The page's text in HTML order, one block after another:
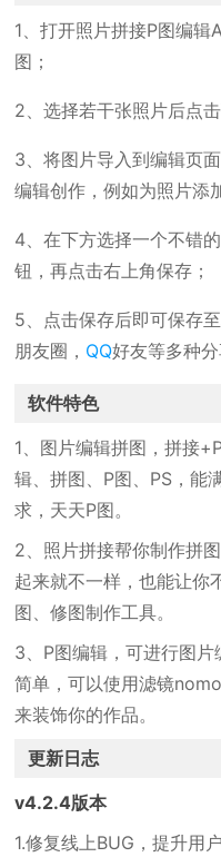
1、打开照片拼接P图编辑
图；
2、选择若干张照片后点击
3、将图片导入到编辑页
编辑创作，例如为照片添
4、在下方选择一个不错
钮，再点击右上角保存；
5、点击保存后即可保存
朋友圈， QQ好友等多种分
软件特色
1、图片编辑拼图，拼接
辑、拼图、P图、PS，能
求，天天P图。
2、照片拼接帮你制作拼
起来就不一样，也能让你
图、修图制作工具。
3、P图编辑，可进行图
简单，可以使用滤镜
来装饰你的作品。
更新日志
v4.2.4版本
1.修复线上BUG，提升用